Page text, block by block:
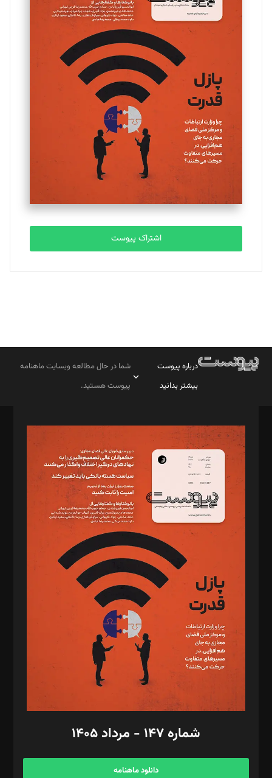
اشتراک پیوست
درباره پیوست
بیشتر بدانید
شما در حال مطالعه وبسایت ماهنامه
پیوست هستید.
مدیر مسئول: محمدباقر اثنی‌عشری
سردبیر: مهرک محمودی
دبیر تحریریه: میثم قاسمی
د‌بیر ناداستان: سمانه سمیع
د‌بیر خدمت و تجارت: ابوالفضل رجبی
د‌بیر حقوق فناوری: حسام‌الدین ایپکچی
د‌بیر پیوست جهان: مینا پاکدل
د‌بیر تحریریه آنلاین: بابک نقاش
تحریریه‌: مجتبی محمود‌ی، آرش برهمند، یسنا امان‌پور، سروش کرمیان،
مصطفی مسجدی آرانی، ابوالفضل رجبی، زهرا فکرانه، فائزه فتحی
رستمی،مصطفی باستان
ویرایش: نگار استاد‌‌آقا
طراح یونیفرم: مجید توکلی
فیلمبرداری و عکاسی: امیر شفیعی، مانی لطفی زاده
گرافیک و صفحه‌آرایی: سید‌سبحان‌علی ثابت
مد‌یر توسعه تجاری: کامبیز برید‌
امور مالی: شاپور رهبری، محمد‌ کاظمی‌نیا
آگهی و مشترکین: ۰۹۱۹۹۹۹۰۴۵۴
شماره ۱۴۷ - مرداد ۱۴۰۵
دانلود ماهنامه